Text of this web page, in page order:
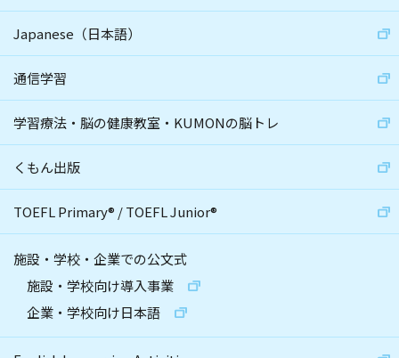
Japanese（日本語）
通信学習
学習療法・脳の健康教室・KUMONの脳トレ
くもん出版
TOEFL Primary® /TOEFL Junior®
施設・学校・企業での公文式
施設・学校向け導入事業
企業・学校向け日本語